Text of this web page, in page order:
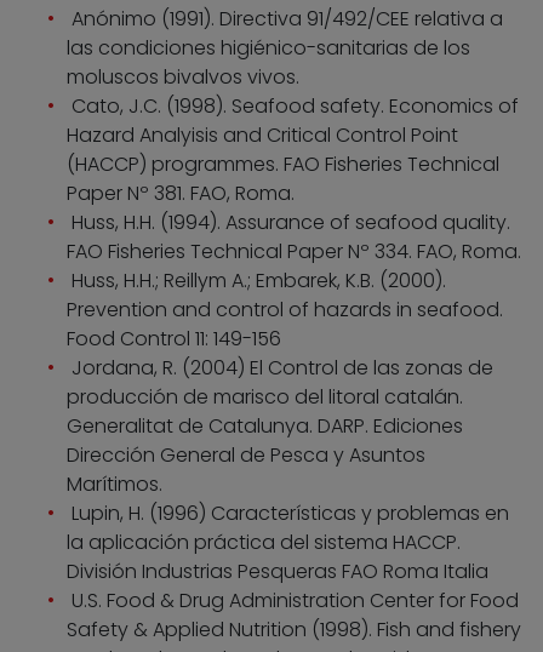
Anónimo (1991). Directiva 91/492/CEE relativa a
las condiciones higiénico-sanitarias de los
moluscos bivalvos vivos.
Cato, J.C. (1998). Seafood safety. Economics of
Hazard Analyisis and Critical Control Point
(HACCP) programmes. FAO Fisheries Technical
Paper Nº 381. FAO, Roma.
Huss, H.H. (1994). Assurance of seafood quality.
FAO Fisheries Technical Paper Nº 334. FAO, Roma.
Huss, H.H.; Reillym A.; Embarek, K.B. (2000).
Prevention and control of hazards in seafood.
Food Control 11: 149-156
Jordana, R. (2004) El Control de las zonas de
producción de marisco del litoral catalán.
Generalitat de Catalunya. DARP. Ediciones
Dirección General de Pesca y Asuntos
Marítimos.
Lupin, H. (1996) Características y problemas en
la aplicación práctica del sistema HACCP.
División Industrias Pesqueras FAO Roma Italia
U.S. Food & Drug Administration Center for Food
Safety & Applied Nutrition (1998). Fish and fishery